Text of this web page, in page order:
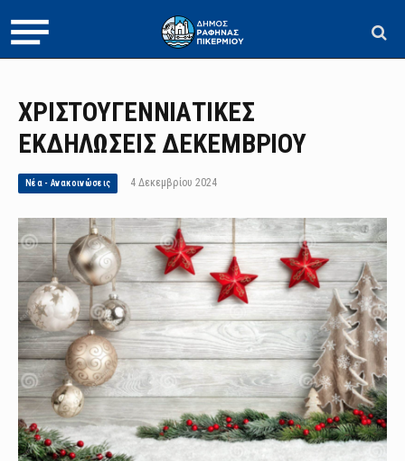
ΧΡΙΣΤΟΥΓΕΝΝΙΑΤΙΚΕΣ
ΕΚΔΗΛΩΣΕΙΣ ΔΕΚΕΜΒΡΙΟΥ
Νέα - Ανακοινώσεις 4 Δεκεμβρίου 2024